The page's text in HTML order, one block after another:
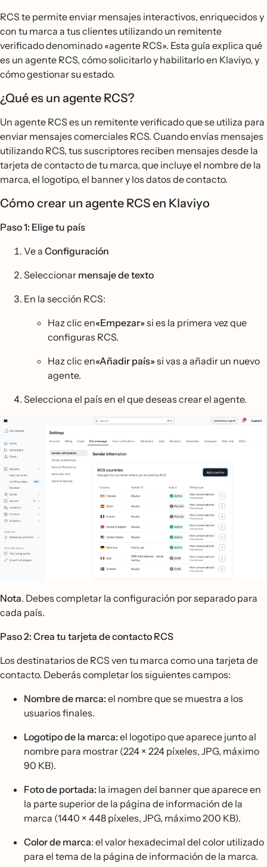
RCS te permite enviar mensajes interactivos, enriquecidos y
con tu marca a tus clientes utilizando un remitente
verificado denominado «agente RCS». Esta guía explica qué
es un agente RCS, cómo solicitarlo y habilitarlo en Klaviyo, y
cómo gestionar su estado.
¿Qué es un agente RCS?
Un agente RCS es un remitente verificado que se utiliza para
enviar mensajes comerciales RCS. Cuando envías mensajes
utilizando RCS, tus suscriptores reciben mensajes desde la
tarjeta de contacto de tu marca, que incluye el nombre de la
marca, el logotipo, el banner y los datos de contacto.
Cómo crear un agente RCS en Klaviyo
Paso 1: Elige tu país
Ve a Configuración
Seleccionar mensaje de texto
En la sección RCS:
Haz clic en«Empezar»si es la primera vez que
configuras RCS.
Haz clic en«Añadir país»si vas a añadir un nuevo
agente.
Selecciona el país en el que deseas crear el agente.
Nota. Debes completar la configuración por separado para
cada país.
Paso 2: Crea tu tarjeta de contacto RCS
Los destinatarios de RCS ven tu marca como una tarjeta de
contacto. Deberás completar los siguientes campos:
Nombre de marca:el nombre que se muestra a los
usuarios finales.
Logotipo de la marca:el logotipo que aparece junto al
nombre para mostrar (224 × 224 píxeles, JPG, máximo
90 KB).
Foto de portada: la imagen del banner que aparece en
la parte superior de la página de información de la
marca (1440 × 448 píxeles, JPG, máximo 200 KB).
Color de marca: el valor hexadecimal del color utilizado
para el tema de la página de información de la marca.